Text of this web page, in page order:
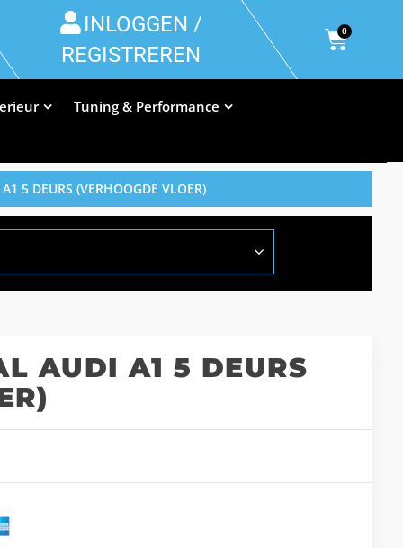
INLOGGEN /
REGISTREREN
0
Tuning & Performance
5 DEURS (VERHOOGDE VLOER)
AUDI A1 5 DEURS